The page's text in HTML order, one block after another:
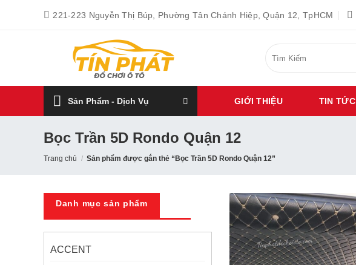
221-223 Nguyễn Thị Búp, Phường Tân Chánh Hiệp, Quận 12, TpHCM
kiếm:
Sản Phẩm - Dịch Vụ GIỚI THIỆU TIN TỨC
Bọc Trần 5D Rondo Quận 12
Trang chủ / Sản phẩm được gắn thẻ “Bọc Trần 5D Rondo Quận 12”
Danh mục sản phẩm
ACCENT